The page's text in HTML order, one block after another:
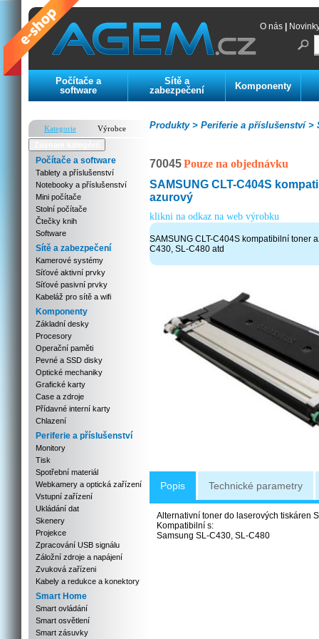
O nás
Počítače a
software
Sítě a
zabezpečení
Komponenty
Kategorie
Výrobce
Počítače a software
Tablety a příslušenství
Notebooky a příslušenství
Mini počítače
Stolní počítače
Čtečky knih
Software
Sítě a zabezpečení
Kamerové systémy
Síťové aktivní prvky
Síťové pasivní prvky
Kabeláž pro sítě a wifi
Komponenty
Základní desky
Procesory
Operační paměti
Pevné a SSD disky
Optické mechaniky
Grafické karty
Case a zdroje
Přídavné interní karty
Chlazení
Periferie a příslušenství
Monitory
Tisk
Spotřební materiál
Webkamery a optická zařízení
Vstupní zařízení
Ukládání dat
Skenery
Projekce
Zpracování USB signálu
Záložní zdroje a napájení
Zvuková zařízeni
Kabely a redukce a konektory
Smart Home
Smart ovládání
Smart osvětlení
Smart zásuvky
Periferie a příslušenství >
Produkty >
70045Pouze na objednávku
SAMSUNG CLT-C404S
azurový
klikni na odkaz na web výrobku
SAMSUNG CLT-C404S kompatibilní toner
C430, SL-C480 atd
Popis Technické parametry
Alternativní toner do laserových tiskáren
Kompatibilní s:
Samsung SL-C430, SL-C480